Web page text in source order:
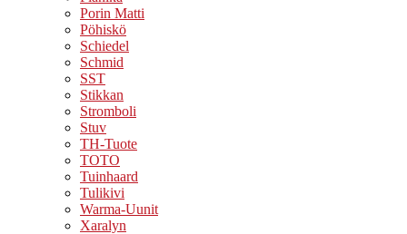
Porin Matti
Pöhiskö
Schiedel
Schmid
SST
Stikkan
Stromboli
Stuv
TH-Tuote
TOTO
Tuinhaard
Tulikivi
Warma-Uunit
Xaralyn